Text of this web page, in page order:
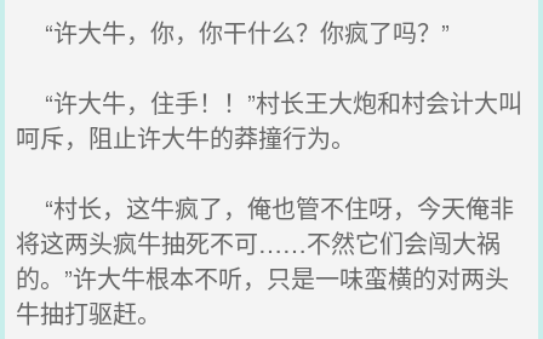
“许大牛，你，你干什么？你疯了吗？”
“许大牛，住手！！”村长王大炮和村会计大叫
呵斥，阻止许大牛的莽撞行为。
“村长，这牛疯了，俺也管不住呀，今天俺非
将这两头疯牛抽死不可……不然它们会闯大祸
的。”许大牛根本不听，只是一味蛮横的对两头
牛抽打驱赶。